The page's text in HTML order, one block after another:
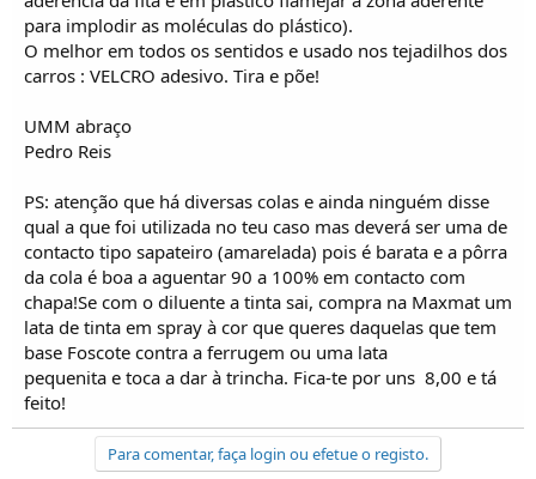
para implodir as moléculas do plástico).
O melhor em todos os sentidos e usado nos tejadilhos dos
carros : VELCRO adesivo. Tira e põe!
UMM abraço
Pedro Reis
PS: atenção que há diversas colas e ainda ninguém disse
qual a que foi utilizada no teu caso mas deverá ser uma de
contacto tipo sapateiro (amarelada) pois é barata e a pôrra
da cola é boa a aguentar 90 a 100% em contacto com
chapa!Se com o diluente a tinta sai, compra na Maxmat um
lata de tinta em spray à cor que queres daquelas que tem
base Foscote contra a ferrugem ou uma lata
pequenita e toca a dar à trincha. Fica-te por uns  8,00 e tá
feito!
Para comentar, faça login ou efetue o registo.